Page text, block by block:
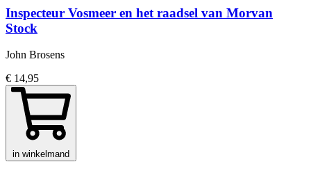
Inspecteur Vosmeer en het raadsel van Morvan
Stock
John Brosens
€ 14,95
in winkelmand